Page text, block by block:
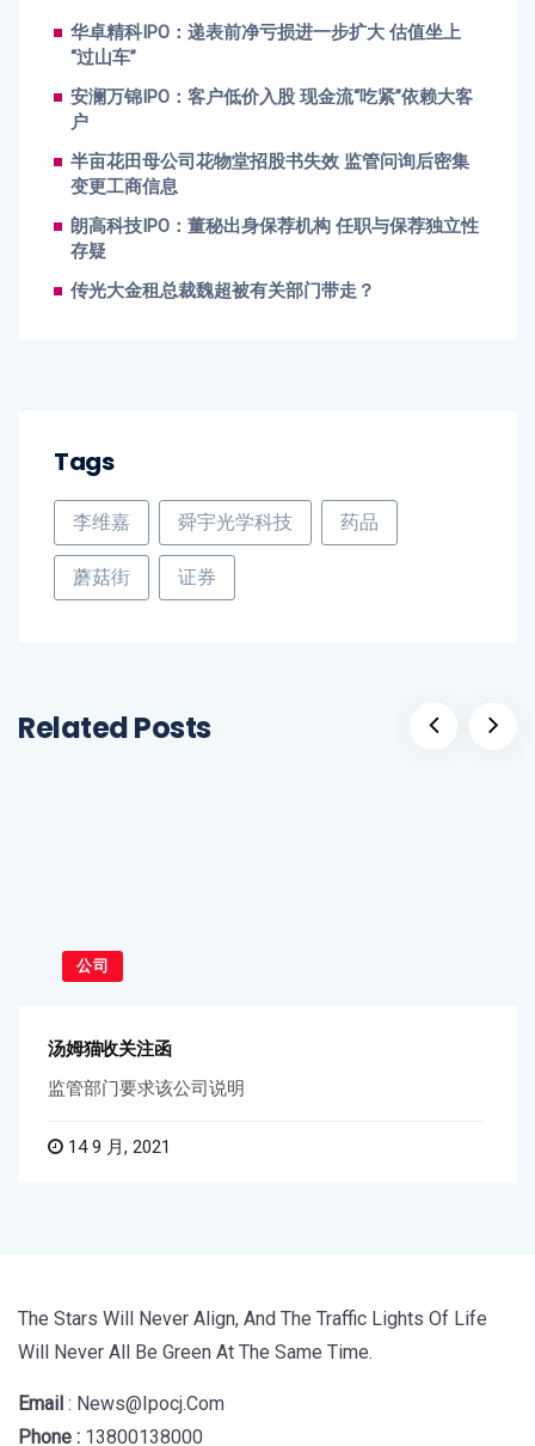
华卓精科IPO：递表前净亏损进一步扩大 估值坐上
“过山车”
安澜万锦IPO：客户低价入股 现金流“吃紧”依赖大客
户
半亩花田母公司花物堂招股书失效 监管问询后密集
变更工商信息
朗高科技IPO：董秘出身保荐机构 任职与保荐独立性
存疑
传光大金租总裁魏超被有关部门带走？
Tags
李维嘉 舜宇光学科技 药品
蘑菇街 证券
Related Posts
公司
汤姆猫收关注函
监管部门要求该公司说明
14 9 月, 2021
The Stars Will Never Align, And The Traffic Lights Of Life
Will Never All Be Green At The Same Time.
Email : News@ipocj.com
Phone : 13800138000